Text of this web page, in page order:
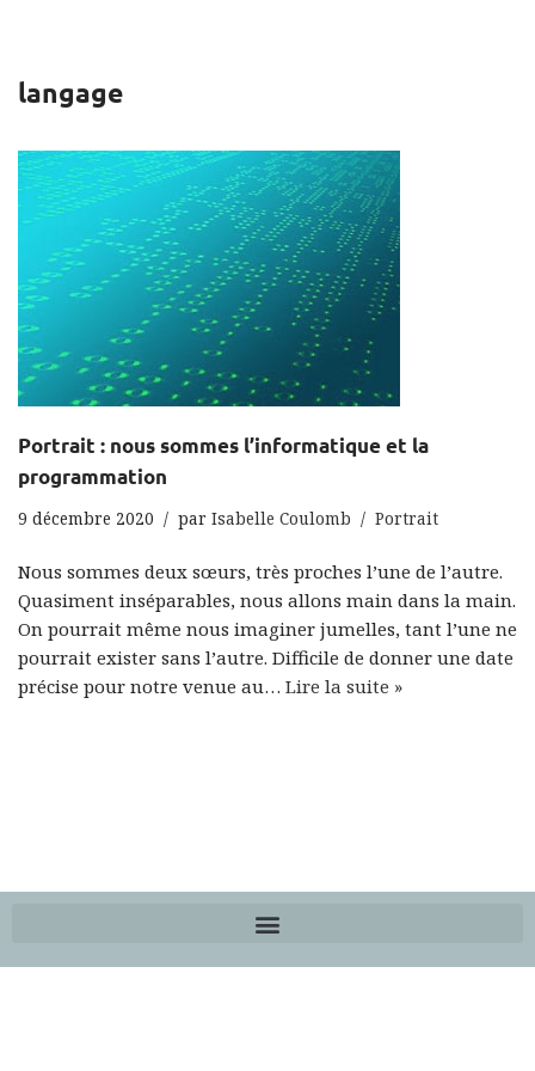
langage
Portrait : nous sommes l’informatique et la
programmation
9 décembre 2020 par Isabelle Coulomb Portrait
Nous sommes deux sœurs, très proches l’une de l’autre.
Quasiment inséparables, nous allons main dans la main.
On pourrait même nous imaginer jumelles, tant l’une ne
pourrait exister sans l’autre. Difficile de donner une date
précise pour notre venue au… Lire la suite »